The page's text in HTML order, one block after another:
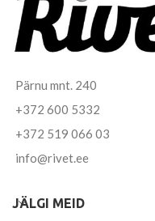
Pärnu mnt. 240
+372 600 5332
+372 519 066 03
info@rivet.ee
JÄLGI MEID